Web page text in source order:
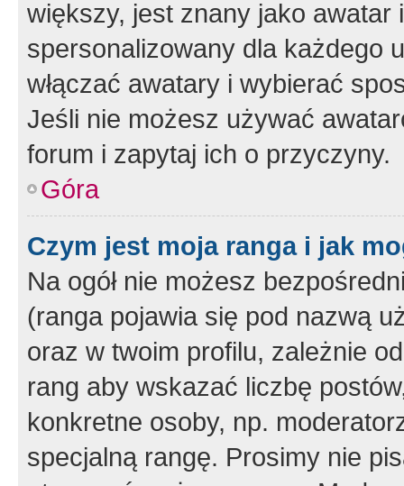
większy, jest znany jako
spersonalizowany dla każdego
włączać awatary i wybierać
Jeśli nie możesz używać
forum i zapytaj ich o przyczyny.
Góra
Czym jest moja ranga i jak
Na ogół nie możesz
(ranga pojawia się pod nazwą
oraz w twoim profilu, zależnie
rang aby wskazać liczbę
konkretne osoby, np.
specjalną rangę. Prosimy nie